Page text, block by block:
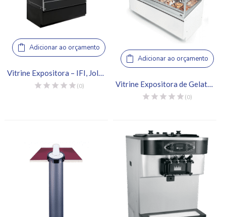
Adicionar ao orçamento
(0)
Adicionar ao orçamento
Vitrine Expositora de Gelato – IFI, SAM80 L2125
(0)